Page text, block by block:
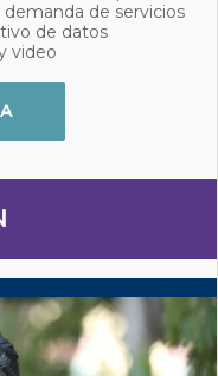
de servicios
de datos
video